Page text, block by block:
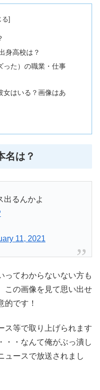
身高校は？
った）の職業・仕事
女はいる？画像はあ
名は？
出るんかよ
11, 2021
ってわからないない方も
この画像を見て思い出せ
的です！
ス等で取り上げられます
・・なんて俺がぶっ潰し
ュースで放送されまし